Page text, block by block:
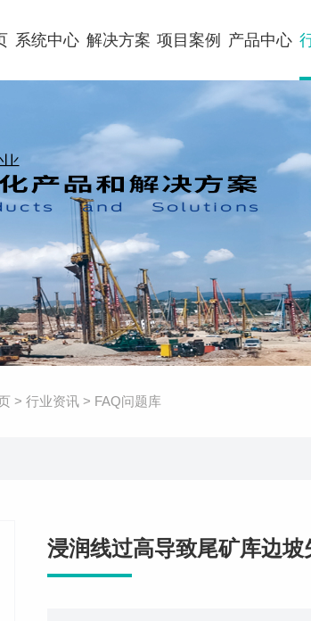
系统中心 解决方案 项目案例 产品中心
> 行业资讯> FAQ问题库
浸润线过高导致尾矿库边